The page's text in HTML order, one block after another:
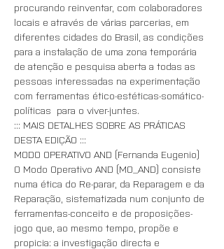
procurando reinventar, com colaboradores
locais e através de várias parcerias, em
diferentes cidades do Brasil, as condições
para a instalação de uma zona temporária
de atenção e pesquisa aberta a todas as
pessoas interessadas na experimentação
com ferramentas ético-estéticas-somático-
políticas  para o viver-juntes.
::: MAIS DETALHES SOBRE AS PRÁTICAS
DESTA EDIÇÃO :::
MODO OPERATIVO AND (Fernanda Eugenio)
O Modo Operativo AND (MO_AND) consiste
numa ética do Re-parar, da Reparagem e da
Reparação, sistematizada num conjunto de
ferramentas-conceito e de proposições-
jogo que, ao mesmo tempo, propõe e
propicia: a investigação directa e